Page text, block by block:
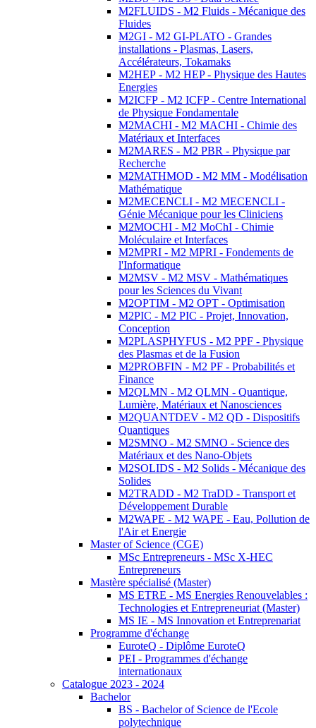
M2FLUIDS - M2 Fluids - Mécanique des
Fluides
M2GI - M2 GI-PLATO - Grandes
installations - Plasmas, Lasers,
Accélérateurs, Tokamaks
M2HEP - M2 HEP - Physique des Hautes
Energies
M2ICFP - M2 ICFP - Centre International
de Physique Fondamentale
M2MACHI - M2 MACHI - Chimie des
Matériaux et Interfaces
M2MARES - M2 PBR - Physique par
Recherche
M2MATHMOD - M2 MM - Modélisation
Mathématique
M2MECENCLI - M2 MECENCLI -
Génie Mécanique pour les Cliniciens
M2MOCHI - M2 MoChI - Chimie
Moléculaire et Interfaces
M2MPRI - M2 MPRI - Fondements de
l'Informatique
M2MSV - M2 MSV - Mathématiques
pour les Sciences du Vivant
M2OPTIM - M2 OPT - Optimisation
M2PIC - M2 PIC - Projet, Innovation,
Conception
M2PLASPHYFUS - M2 PPF - Physique
des Plasmas et de la Fusion
M2PROBFIN - M2 PF - Probabilités et
Finance
M2QLMN - M2 QLMN - Quantique,
Lumière, Matériaux et Nanosciences
M2QUANTDEV - M2 QD - Dispositifs
Quantiques
M2SMNO - M2 SMNO - Science des
Matériaux et des Nano-Objets
M2SOLIDS - M2 Solids - Mécanique des
Solides
M2TRADD - M2 TraDD - Transport et
Développement Durable
M2WAPE - M2 WAPE - Eau, Pollution de
l'Air et Energie
Master of Science (CGE)
MSc Entrepreneurs - MSc X-HEC
Entrepreneurs
Mastère spécialisé (Master)
MS ETRE - MS Energies Renouvelables :
Technologies et Entrepreneuriat (Master)
MS IE - MS Innovation et Entreprenariat
Programme d'échange
EuroteQ - Diplôme EuroteQ
PEI - Programmes d'échange
internationaux
Catalogue 2023 - 2024
Bachelor
BS - Bachelor of Science de l'Ecole
polytechnique